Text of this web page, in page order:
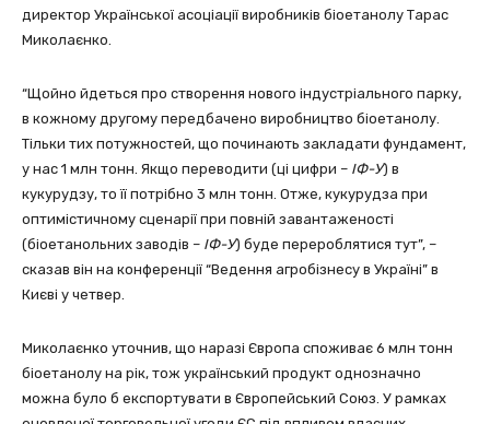
директор Української асоціації виробників біоетанолу Тарас
Миколаєнко.
“Щойно йдеться про створення нового індустріального парку,
в кожному другому передбачено виробництво біоетанолу.
Тільки тих потужностей, що починають закладати фундамент,
у нас 1 млн тонн. Якщо переводити (ці цифри – ІФ-У) в
кукурудзу, то її потрібно 3 млн тонн. Отже, кукурудза при
оптимістичному сценарії при повній завантаженості
(біоетанольних заводів – ІФ-У) буде перероблятися тут”, –
сказав він на конференції “Ведення агробізнесу в Україні” в
Києві у четвер.
Миколаєнко уточнив, що наразі Європа споживає 6 млн тонн
біоетанолу на рік, тож український продукт однозначно
можна було б експортувати в Європейський Союз. У рамках